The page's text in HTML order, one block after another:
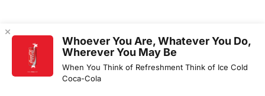
Whoever You Are, Whatever You Do,
Wherever You May Be
When You Think of Refreshment Think of Ice Cold
Coca-Cola